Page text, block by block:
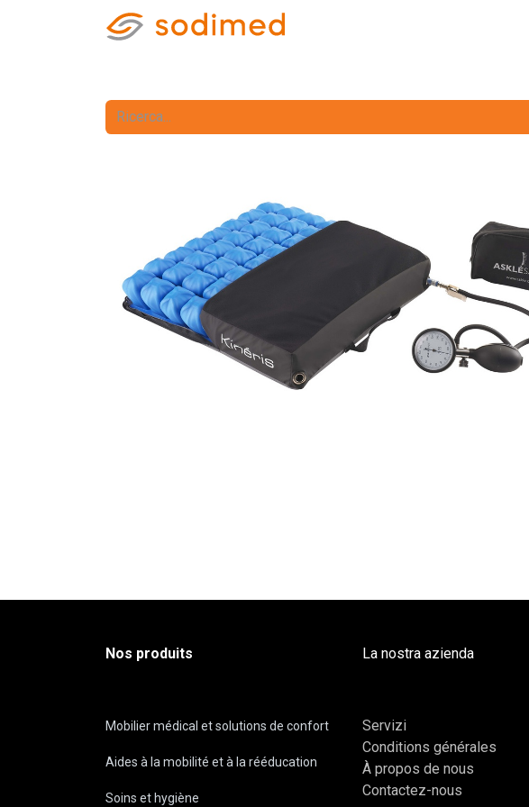
Nos produits
Mobilier médical et solutions de confort
Aides à la mobilité et à la rééducation
Soins et hygiène
La nostra azienda
Servizi
Conditions générales
À propos de nous
Contactez-nous